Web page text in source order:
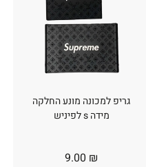
גריפ למכונה מונע החלקה
מידה s לפיניש
9.00 ₪